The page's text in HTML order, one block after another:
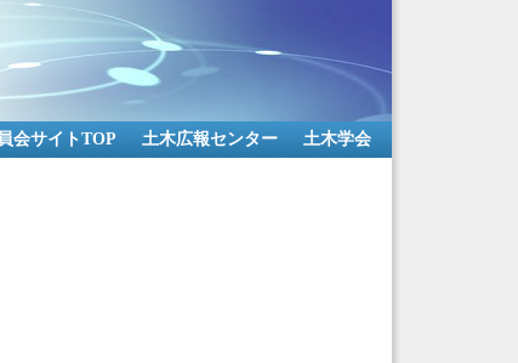
会サイトTOP 土木広報センター 土木学会